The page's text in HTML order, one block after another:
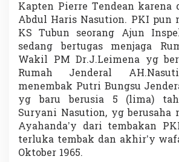
Kapten Pierre Tendean
Abdul Haris Nasution. PKI pun
KS Tubun seorang Ajun
sedang bertugas menjaga
Wakil PM Dr.J.Leimena yg
Rumah Jenderal
menembak Putri Bungsu
yg baru berusia 5 (lima)
Suryani Nasution, yg berusaha
Ayahanda’y dari tembakan
terluka tembak dan akhir’y
Oktober 1965.